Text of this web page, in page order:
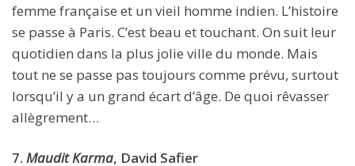
femme française et un vieil homme indien. L’histoire
se passe à Paris. C’est beau et touchant. On suit leur
quotidien dans la plus jolie ville du monde. Mais
tout ne se passe pas toujours comme prévu, surtout
lorsqu’il y a un grand écart d’âge. De quoi rêvasser
allègrement…
7. Maudit Karma, David Safier